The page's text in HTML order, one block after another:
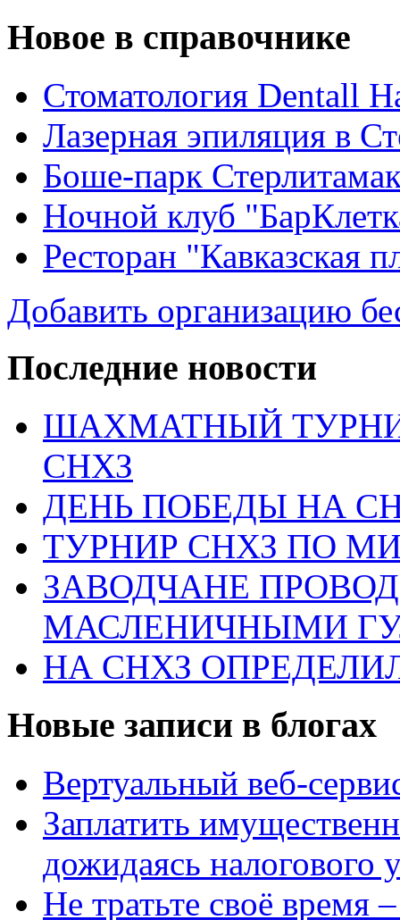
Новое в справочнике
Стоматология Dentall
Лазерная эпиляция в
Боше-парк
Ночной клуб
Ресторан "Кавказская
Добавить организацию
Последние новости
ШАХМАТНЫЙ
СНХЗ
ДЕНЬ ПОБЕДЫ НА
ТУРНИР СНХЗ ПО
ЗАВОДЧАНЕ
МАСЛЕНИЧНЫМИ
НА СНХЗ
Новые записи в блогах
Вертуальный веб-
Заплатить
дожидаясь налогового
Не тратьте своё время